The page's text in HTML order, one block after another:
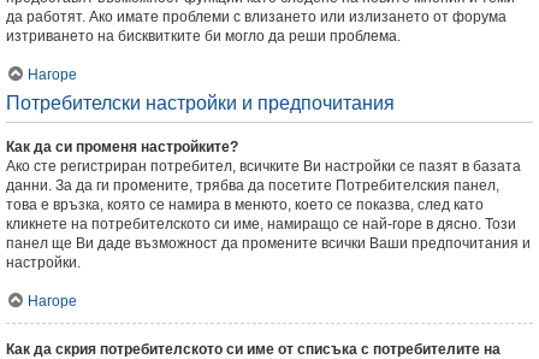
да работят. Ако имате проблеми с влизането или излизането от форума
изтриването на бисквитките би могло да реши проблема.
Нагоре
Потребителски настройки и предпочитания
Как да си променя настройките?
Ако сте регистриран потребител, всичките Ви настройки се пазят в базата
данни. За да ги промените, трябва да посетите Потребителския панел,
това е връзка, която се намира в менюто, което се показва, след като
кликнете на потребителското си име, намиращо се най-горе в дясно. Този
панел ще Ви даде възможност да промените всички Ваши предпочитания и
настройки.
Нагоре
Как да скрия потребителското си име от списъка с потребителите на